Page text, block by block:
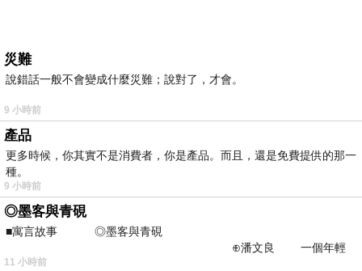
災難
說錯話一般不會變成什麼災難；說對了，才會。
9 小時前
產品
更多時候，你其實不是消費者，你是產品。而且，還是免費提供的那一
種。
9 小時前
◎墨客與青硯
■寓言故事 ◎墨客與青硯
⊕潘文良 一個年輕
的墨客，在京城的古玩肆裡
11 小時前